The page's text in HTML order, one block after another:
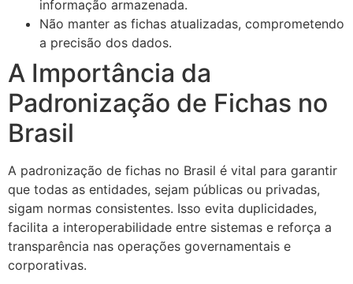
informação armazenada.
Não manter as fichas atualizadas, comprometendo
a precisão dos dados.
A Importância da
Padronização de Fichas no
Brasil
A padronização de fichas no Brasil é vital para garantir
que todas as entidades, sejam públicas ou privadas,
sigam normas consistentes. Isso evita duplicidades,
facilita a interoperabilidade entre sistemas e reforça a
transparência nas operações governamentais e
corporativas.